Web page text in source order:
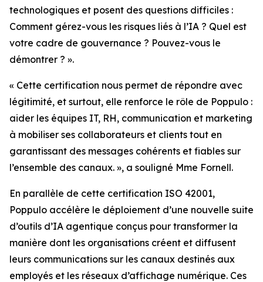
technologiques et posent des questions difficiles :
Comment gérez-vous les risques liés à l’IA ? Quel est
votre cadre de gouvernance ? Pouvez-vous le
démontrer ? ».
« Cette certification nous permet de répondre avec
légitimité, et surtout, elle renforce le rôle de Poppulo :
aider les équipes IT, RH, communication et marketing
à mobiliser ses collaborateurs et clients tout en
garantissant des messages cohérents et fiables sur
l’ensemble des canaux. », a souligné Mme Fornell.
En parallèle de cette certification ISO 42001,
Poppulo accélère le déploiement d’une nouvelle suite
d’outils d’IA agentique conçus pour transformer la
manière dont les organisations créent et diffusent
leurs communications sur les canaux destinés aux
employés et les réseaux d’affichage numérique. Ces